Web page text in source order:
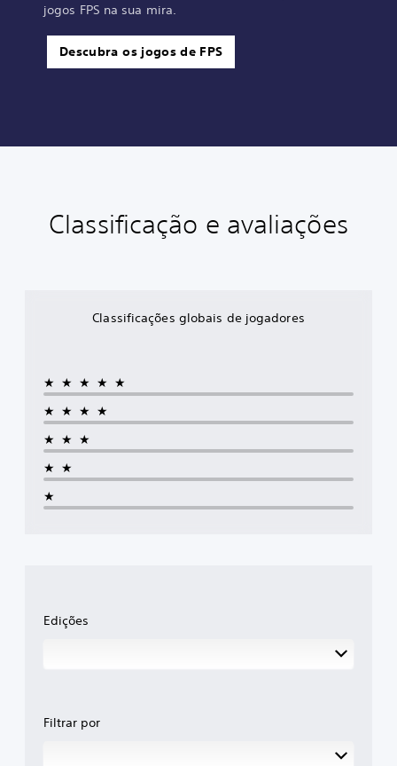
jogos FPS na sua mira.
Descubra os jogos de FPS
Classificação e avaliações
Classificações globais de jogadores
★★★★★
★★★★
★★★
★★
★
Edições
Filtrar por